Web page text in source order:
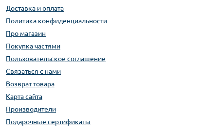
Доставка и оплата
Политика конфиденциальности
Про магазин
Покупка частями
Пользовательское соглашение
Связаться с нами
Возврат товара
Карта сайта
Производители
Подарочные сертификаты